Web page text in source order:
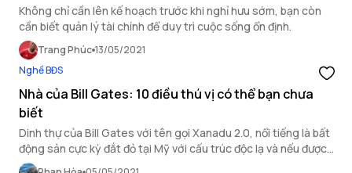
Không chỉ cần lên kế hoạch trước khi nghỉ hưu sớm, bạn còn
cần biết quản lý tài chính để duy trì cuộc sống ổn định.
Trang Phúc 13/05/2021
Nghề BĐS
Nhà của Bill Gates: 10 điều thú vị có thể bạn chưa
biết
Dinh thự của Bill Gates với tên gọi Xanadu 2.0, nổi tiếng là bất
động sản cực kỳ đắt đỏ tại Mỹ với cấu trúc độc lạ và nếu được
bán ngay hôm nay, nó sẽ thu về cho Gates hơn 145 triệu USD